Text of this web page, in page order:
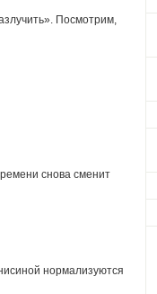
Посмотрим,
снова сменит
нормализуются